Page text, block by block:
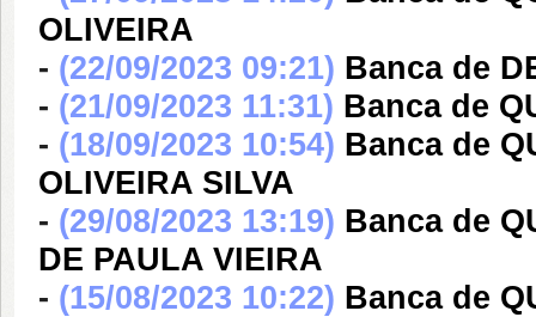
OLIVEIRA
- (22/09/2023 09:21) Banca de
- (21/09/2023 11:31) Banca de
- (18/09/2023 10:54) Banca de
OLIVEIRA SILVA
- (29/08/2023 13:19) Banca de
DE PAULA VIEIRA
- (15/08/2023 10:22) Banca de